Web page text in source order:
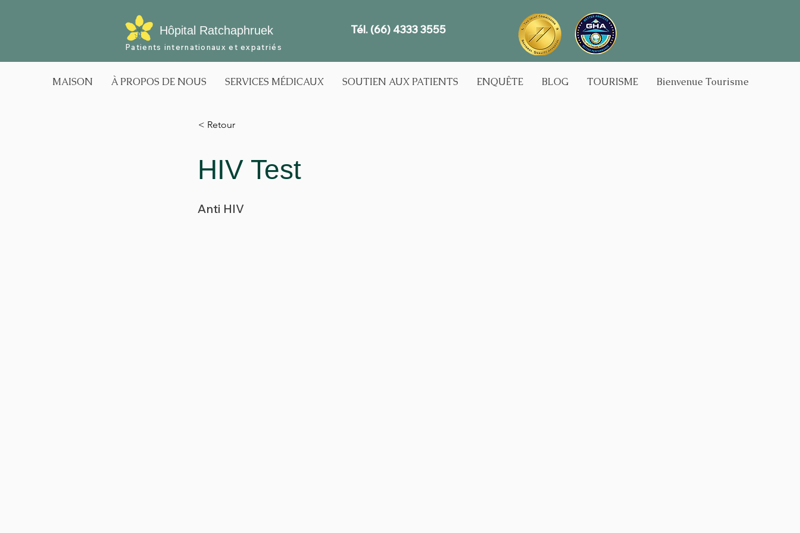
Hôpital Ratchaphruek Tél. (66) 4333 3555
Patients internationaux et expatriés
MAISON À PROPOS DE NOUS SERVICES MÉDICAUX SOUTIEN AUX PATIENTS ENQUÊTE BLOG TOURISME Bienvenue Tourisme
< Retour
HIV Test
Anti HIV